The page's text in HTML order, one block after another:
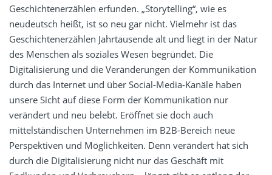
Geschichtenerzählen erfunden. „Storytelling“, wie es
neudeutsch heißt, ist so neu gar nicht. Vielmehr ist das
Geschichtenerzählen Jahrtausende alt und liegt in der Natur
des Menschen als soziales Wesen begründet. Die
Digitalisierung und die Veränderungen der Kommunikation
durch das Internet und über Social-Media-Kanäle haben
unsere Sicht auf diese Form der Kommunikation nur
verändert und neu belebt. Eröffnet sie doch auch
mittelständischen Unternehmen im B2B-Bereich neue
Perspektiven und Möglichkeiten. Denn verändert hat sich
durch die Digitalisierung nicht nur das Geschäft mit